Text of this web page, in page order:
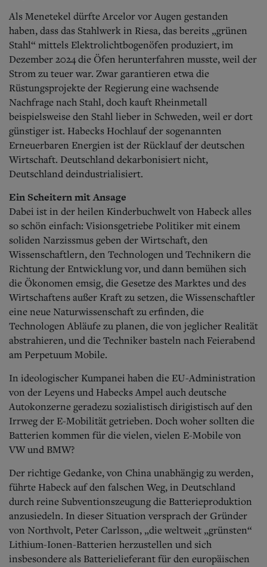
Als Menetekel dürfte Arcelor vor Augen gestanden
haben, dass das Stahlwerk in Riesa, das bereits „grünen
Stahl“ mittels Elektrolichtbogenöfen produziert, im
Dezember 2024 die Öfen herunterfahren musste, weil der
Strom zu teuer war. Zwar garantieren etwa die
Rüstungsprojekte der Regierung eine wachsende
Nachfrage nach Stahl, doch kauft Rheinmetall
beispielsweise den Stahl lieber in Schweden, weil er dort
günstiger ist. Habecks Hochlauf der sogenannten
Erneuerbaren Energien ist der Rücklauf der deutschen
Wirtschaft. Deutschland dekarbonisiert nicht,
Deutschland deindustrialisiert.
Ein Scheitern mit Ansage
Dabei ist in der heilen Kinderbuchwelt von Habeck alles
so schön einfach: Visionsgetriebe Politiker mit einem
soliden Narzissmus geben der Wirtschaft, den
Wissenschaftlern, den Technologen und Technikern die
Richtung der Entwicklung vor, und dann bemühen sich
die Ökonomen emsig, die Gesetze des Marktes und des
Wirtschaftens außer Kraft zu setzen, die Wissenschaftler
eine neue Naturwissenschaft zu erfinden, die
Technologen Abläufe zu planen, die von jeglicher Realität
abstrahieren, und die Techniker basteln nach Feierabend
am Perpetuum Mobile.
In ideologischer Kumpanei haben die EU-Administration
von der Leyens und Habecks Ampel auch deutsche
Autokonzerne geradezu sozialistisch dirigistisch auf den
Irrweg der E-Mobilität getrieben. Doch woher sollten die
Batterien kommen für die vielen, vielen E-Mobile von
VW und BMW?
Der richtige Gedanke, von China unabhängig zu werden,
führte Habeck auf den falschen Weg, in Deutschland
durch reine Subventionszeugung die Batterieproduktion
anzusiedeln. In dieser Situation versprach der Gründer
von Northvolt, Peter Carlsson, „die weltweit „grünsten“
Lithium-Ionen-Batterien herzustellen und sich
insbesondere als Batterielieferant für den europäischen